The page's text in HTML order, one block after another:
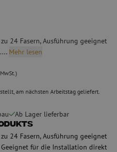
24 Fasern, Ausführung geeignet
Mehr lesen
am nächsten Arbeitstag geliefert.
Ab Lager lieferbar
24 Fasern, Ausführung geeignet
für die Installation direkt